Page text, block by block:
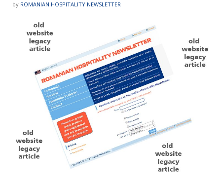
by ROMANIAN HOSPITALITY NEWSLETTER